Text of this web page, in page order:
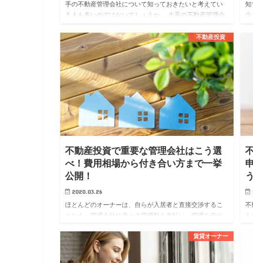
手の不動産管理会社について知っておきたいと考えてい
る人も多いのではないでしょうか。 大手の不動産管理会
ービスを期待する事…
知
不動産投資
不動産投資で重要な管理会社はこう選
べ！費用相場から付き合い方まで一挙
公開！
2020.03.26
ほとんどのオーナーは、自らが入居者と直接交渉するこ
となく、管理会社に月々の管理料を支払い、管理を任せ
とで専門家に任せられる安心感が得られ、賃貸経営にか
かる勉強や労力を軽…
不
賃貸オーナー